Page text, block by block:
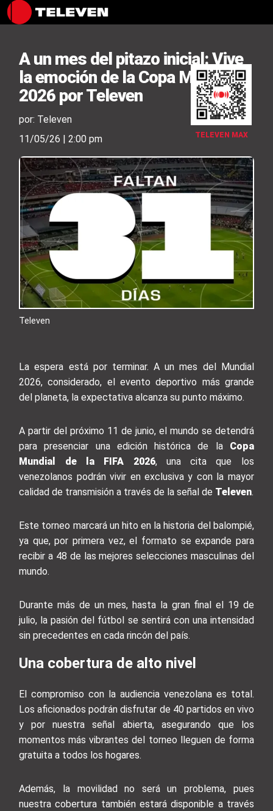
TELEVEN MAX
A un mes del pitazo inicial: Vive
la emoción de la Copa Mundial
2026 por Televen
por: Televen
11/05/26 | 2:00 pm
Televen
La espera está por terminar. A un mes del Mundial
2026, considerado, el evento deportivo más grande
del planeta, la expectativa alcanza su punto máximo.
A partir del próximo 11 de junio, el mundo se detendrá
para presenciar una edición histórica de laCopa
Mundial de la FIFA 2026, una cita que los
venezolanos podrán vivir en exclusiva y con la mayor
calidad de transmisión a través de la señal de Televen.
Este torneo marcará un hito en la historia del balompié,
ya que, por primera vez, el formato se expande para
recibir a 48 de las mejores selecciones masculinas del
mundo.
Durante más de un mes, hasta la gran final el 19 de
julio, la pasión del fútbol se sentirá con una intensidad
sin precedentes en cada rincón del país.
Una cobertura de alto nivel
El compromiso con la audiencia venezolana es total.
Los aficionados podrán disfrutar de 40 partidos en vivo
y por nuestra señal abierta, asegurando que los
momentos más vibrantes del torneo lleguen de forma
gratuita a todos los hogares.
Además, la movilidad no será un problema, pues
nuestra cobertura también estará disponible a través